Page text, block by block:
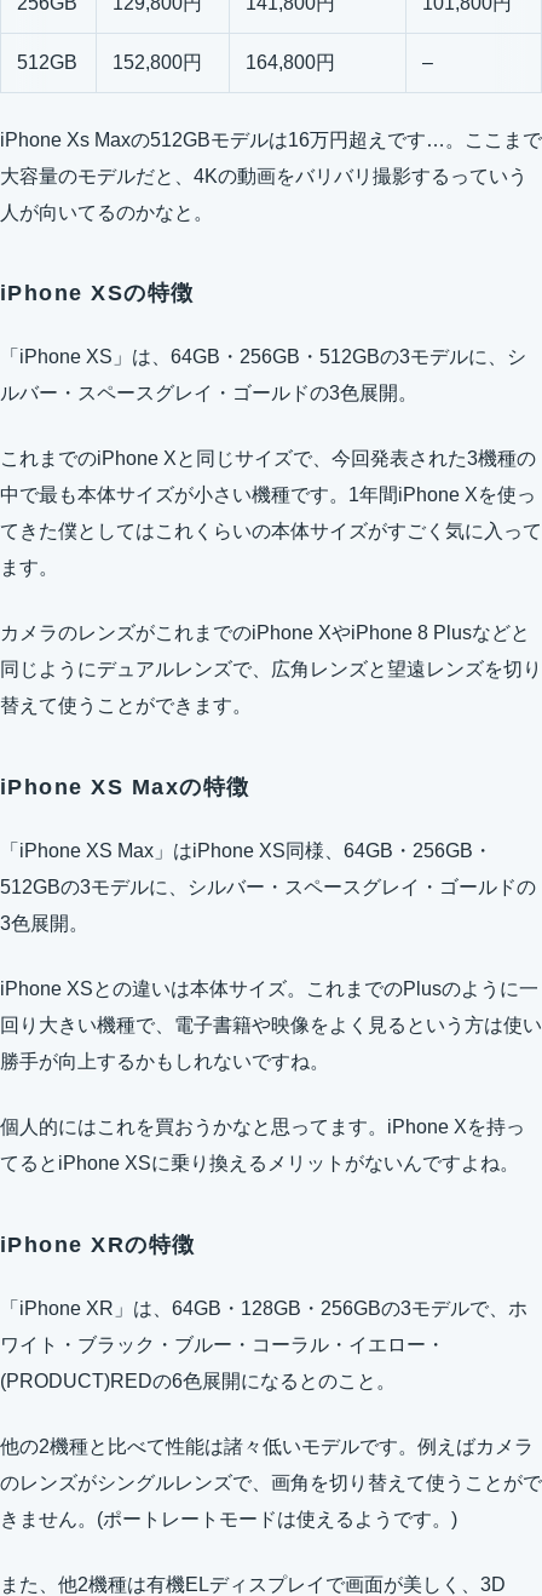
512GB 152,800円 164,800円 –
iPhone Xs Maxの512GBモデルは16万円超えです…。ここまで
大容量のモデルだと、4Kの動画をバリバリ撮影するっていう
人が向いてるのかなと。
iPhone XSの特徴
「iPhone XS」は、64GB・256GB・512GBの3モデルに、シ
ルバー・スペースグレイ・ゴールドの3色展開。
これまでのiPhone Xと同じサイズで、今回発表された3機種の
中で最も本体サイズが小さい機種です。1年間iPhone Xを使っ
てきた僕としてはこれくらいの本体サイズがすごく気に入って
ます。
カメラのレンズがこれまでのiPhone XやiPhone 8 Plusなどと
同じようにデュアルレンズで、広角レンズと望遠レンズを切り
替えて使うことができます。
iPhone XS Maxの特徴
「iPhone XS Max」はiPhone XS同様、64GB・256GB・
512GBの3モデルに、シルバー・スペースグレイ・ゴールドの
3色展開。
iPhone XSとの違いは本体サイズ。これまでのPlusのように一
回り大きい機種で、電子書籍や映像をよく見るという方は使い
勝手が向上するかもしれないですね。
個人的にはこれを買おうかなと思ってます。iPhone Xを持っ
てるとiPhone XSに乗り換えるメリットがないんですよね。
iPhone XRの特徴
「iPhone XR」は、64GB・128GB・256GBの3モデルで、ホ
ワイト・ブラック・ブルー・コーラル・イエロー・
(PRODUCT)REDの6色展開になるとのこと。
他の2機種と比べて性能は諸々低いモデルです。例えばカメラ
のレンズがシングルレンズで、画角を切り替えて使うことがで
きません。(ポートレートモードは使えるようです。)
また、他2機種は有機ELディスプレイで画面が美しく、3D